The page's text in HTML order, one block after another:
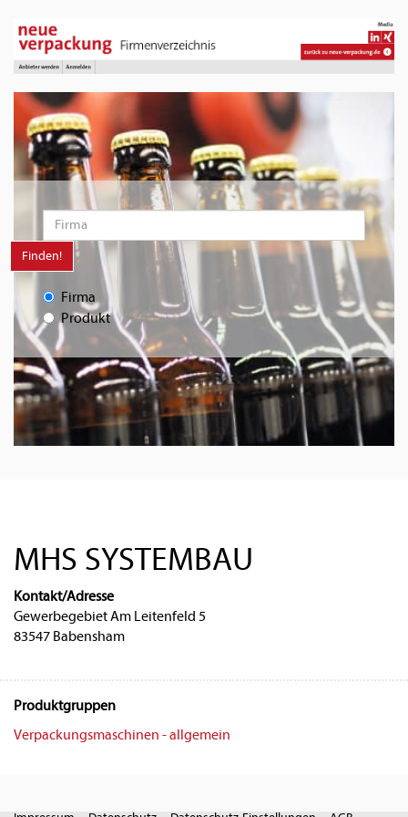
Finden!
Firma
Produkt
MHS SYSTEMBAU
Kontakt/Adresse
Gewerbegebiet Am Leitenfeld 5
83547 Babensham
Produktgruppen
Verpackungsmaschinen - allgemein